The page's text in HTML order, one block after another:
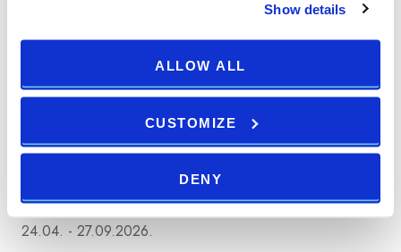
Show details
ALLOW ALL
CUSTOMIZE
DENY
Splendid Resort
20.11. - 02.12.2025.
24.04. - 27.09.2026.